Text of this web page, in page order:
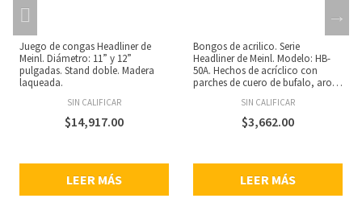
Juego de congas Headliner de
Meinl. Diámetro: 11” y 12”
pulgadas. Stand doble. Madera
laqueada.
SIN CALIFICAR
$14,917.00
LEER MÁS
Bongos de acrilico. Serie
Headliner de Meinl. Modelo: HB-
50A. Hechos de acríclico con
parches de cuero de bufalo, aros
transparentes. Medidas: 6 1/2”
Macho & 7 1/2” Hembra. Incluyen
llave afinadora.
SIN CALIFICAR
$3,662.00
LEER MÁS